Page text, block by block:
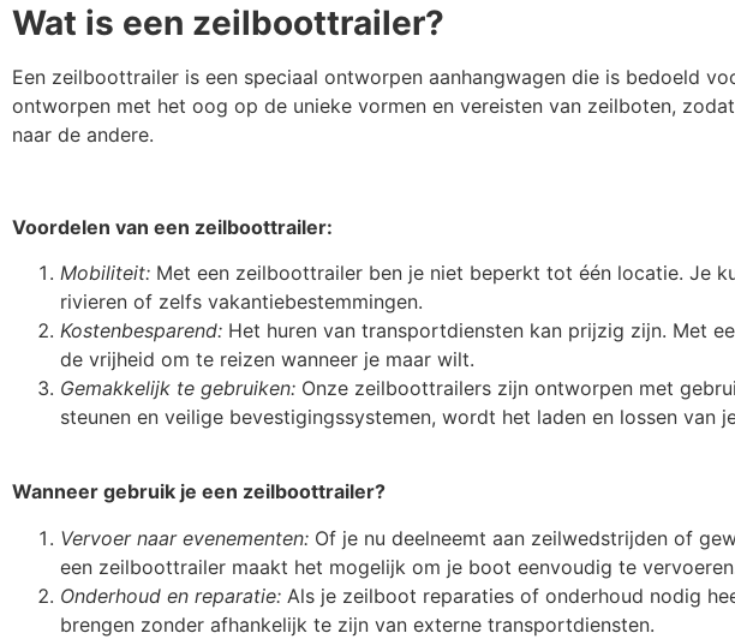
Wat is een zeilboottrailer?
Een zeilboottrailer is een speciaal ontworpen aanhangwagen die is bedoeld
ontworpen met het oog op de unieke vormen en vereisten van zeilboten,
naar de andere.
Voordelen van een zeilboottrailer:
Mobiliteit: Met een zeilboottrailer ben je niet beperkt tot één locatie. Je
rivieren of zelfs vakantiebestemmingen.
Kostenbesparend: Het huren van transportdiensten kan prijzig zijn. Met
de vrijheid om te reizen wanneer je maar wilt.
Gemakkelijk te gebruiken: Onze zeilboottrailers zijn ontworpen met
steunen en veilige bevestigingssystemen, wordt het laden en lossen van
Wanneer gebruik je een zeilboottrailer?
Vervoer naar evenementen: Of je nu deelneemt aan zeilwedstrijden of
een zeilboottrailer maakt het mogelijk om je boot eenvoudig te
Onderhoud en reparatie: Als je zeilboot reparaties of onderhoud nodig
brengen zonder afhankelijk te zijn van externe transportdiensten.